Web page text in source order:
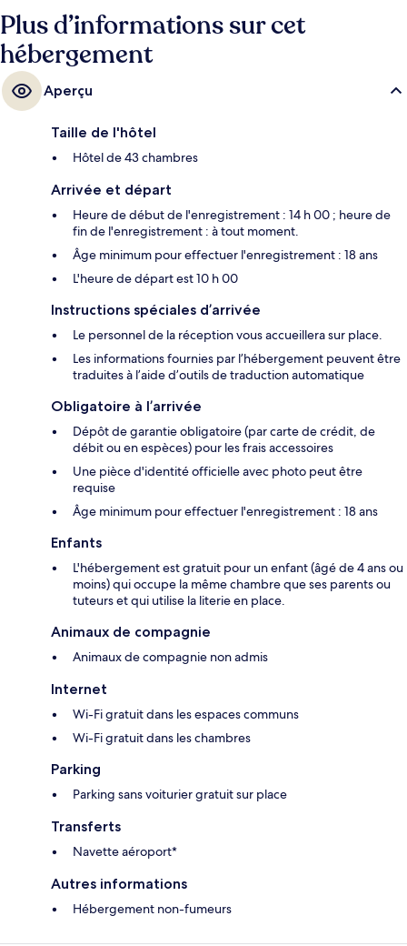
Plus d’informations sur cet
hébergement
Aperçu
Taille de l'hôtel
Hôtel de 43 chambres
Arrivée et départ
Heure de début de l'enregistrement : 14 h 00 ; heure de
fin de l'enregistrement : à tout moment.
Âge minimum pour effectuer l'enregistrement : 18 ans
L'heure de départ est 10 h 00
Instructions spéciales d’arrivée
Le personnel de la réception vous accueillera sur place.
Les informations fournies par l’hébergement peuvent être
traduites à l’aide d’outils de traduction automatique
Obligatoire à l’arrivée
Dépôt de garantie obligatoire (par carte de crédit, de
débit ou en espèces) pour les frais accessoires
Une pièce d'identité officielle avec photo peut être
requise
Âge minimum pour effectuer l'enregistrement : 18 ans
Enfants
L'hébergement est gratuit pour un enfant (âgé de 4 ans ou
moins) qui occupe la même chambre que ses parents ou
tuteurs et qui utilise la literie en place.
Animaux de compagnie
Animaux de compagnie non admis
Internet
Wi-Fi gratuit dans les espaces communs
Wi-Fi gratuit dans les chambres
Parking
Parking sans voiturier gratuit sur place
Transferts
Navette aéroport*
Autres informations
Hébergement non-fumeurs